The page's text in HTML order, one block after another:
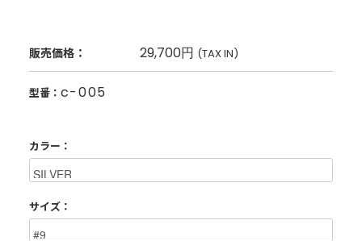
販売価格： 29,700円 (TAX IN)
型番： c-005
カラー：
サイズ：